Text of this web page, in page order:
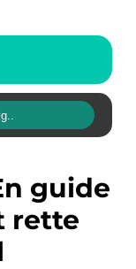
rette